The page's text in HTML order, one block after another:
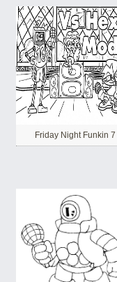
Friday Night Funkin 7